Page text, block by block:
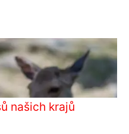
našich krajů